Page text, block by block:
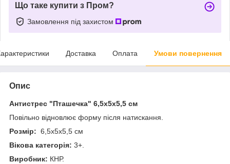
Що таке купити з Пром?
Замовлення під захистом
Доставка Оплата Умови повернення
Опис
Антистрес "Пташечка" 6,5х5х5,5 см
Повільно відновлює форму після натискання.
Розмір: 6,5х5х5,5 см
Вікова категорія: 3+.
Виробник: КНР.